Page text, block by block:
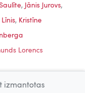
, Jānis Jurovs,
, Kristīne
Lorencs
izmantotas